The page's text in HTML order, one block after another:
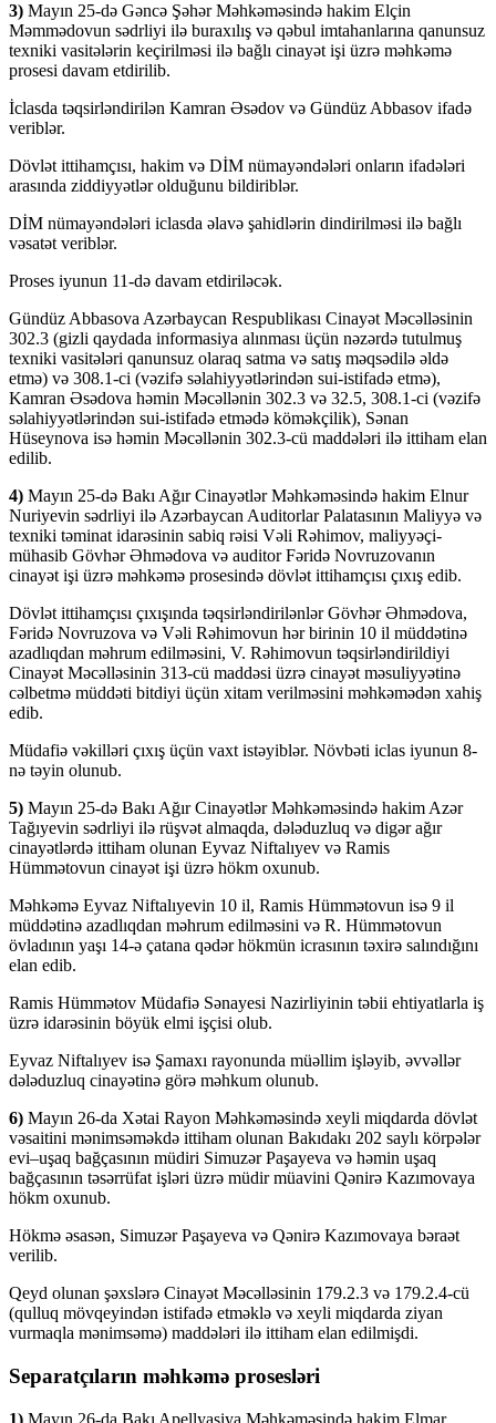
3) Mayın 25-də Gəncə Şəhər Məhkəməsində hakim Elçin
Məmmədovun sədrliyi ilə buraxılış və qəbul imtahanlarına qanunsuz
texniki vasitələrin keçirilməsi ilə bağlı cinayət işi üzrə məhkəmə
prosesi davam etdirilib.
İclasda təqsirləndirilən Kamran Əsədov və Gündüz Abbasov ifadə
veriblər.
Dövlət ittihamçısı, hakim və DİM nümayəndələri onların ifadələri
arasında ziddiyyətlər olduğunu bildiriblər.
DİM nümayəndələri iclasda əlavə şahidlərin dindirilməsi ilə bağlı
vəsatət veriblər.
Proses iyunun 11-də davam etdiriləcək.
Gündüz Abbasova Azərbaycan Respublikası Cinayət Məcəlləsinin
302.3 (gizli qaydada informasiya alınması üçün nəzərdə tutulmuş
texniki vasitələri qanunsuz olaraq satma və satış məqsədilə əldə
etmə) və 308.1-ci (vəzifə səlahiyyətlərindən sui-istifadə etmə),
Kamran Əsədova həmin Məcəllənin 302.3 və 32.5, 308.1-ci (vəzifə
səlahiyyətlərindən sui-istifadə etmədə köməkçilik), Sənan
Hüseynova isə həmin Məcəllənin 302.3-cü maddələri ilə ittiham elan
edilib.
4) Mayın 25-də Bakı Ağır Cinayətlər Məhkəməsində hakim Elnur
Nuriyevin sədrliyi ilə Azərbaycan Auditorlar Palatasının Maliyyə və
texniki təminat idarəsinin sabiq rəisi Vəli Rəhimov, maliyyəçi-
mühasib Gövhər Əhmədova və auditor Fəridə Novruzovanın
cinayət işi üzrə məhkəmə prosesində dövlət ittihamçısı çıxış edib.
Dövlət ittihamçısı çıxışında təqsirləndirilənlər Gövhər Əhmədova,
Fəridə Novruzova və Vəli Rəhimovun hər birinin 10 il müddətinə
azadlıqdan məhrum edilməsini, V. Rəhimovun təqsirləndirildiyi
Cinayət Məcəlləsinin 313-cü maddəsi üzrə cinayət məsuliyyətinə
cəlbetmə müddəti bitdiyi üçün xitam verilməsini məhkəmədən xahiş
edib.
Müdafiə vəkilləri çıxış üçün vaxt istəyiblər. Növbəti iclas iyunun 8-
nə təyin olunub.
5) Mayın 25-də Bakı Ağır Cinayətlər Məhkəməsində hakim Azər
Tağıyevin sədrliyi ilə rüşvət almaqda, dələduzluq və digər ağır
cinayətlərdə ittiham olunan Eyvaz Niftalıyev və Ramis
Hümmətovun cinayət işi üzrə hökm oxunub.
Məhkəmə Eyvaz Niftalıyevin 10 il, Ramis Hümmətovun isə 9 il
müddətinə azadlıqdan məhrum edilməsini və R. Hümmətovun
övladının yaşı 14-ə çatana qədər hökmün icrasının təxirə salındığını
elan edib.
Ramis Hümmətov Müdafiə Sənayesi Nazirliyinin təbii ehtiyatlarla iş
üzrə idarəsinin böyük elmi işçisi olub.
Eyvaz Niftalıyev isə Şamaxı rayonunda müəllim işləyib, əvvəllər
dələduzluq cinayətinə görə məhkum olunub.
6) Mayın 26-da Xətai Rayon Məhkəməsində xeyli miqdarda dövlət
vəsaitini mənimsəməkdə ittiham olunan Bakıdakı 202 saylı körpələr
evi–uşaq bağçasının müdiri Simuzər Paşayeva və həmin uşaq
bağçasının təsərrüfat işləri üzrə müdir müavini Qənirə Kazımovaya
hökm oxunub.
Hökmə əsasən, Simuzər Paşayeva və Qənirə Kazımovaya bəraət
verilib.
Qeyd olunan şəxslərə Cinayət Məcəlləsinin 179.2.3 və 179.2.4-cü
(qulluq mövqeyindən istifadə etməklə və xeyli miqdarda ziyan
vurmaqla mənimsəmə) maddələri ilə ittiham elan edilmişdi.
Separatçıların məhkəmə prosesləri
1) Mayın 26-da Bakı Apellyasiya Məhkəməsində hakim Elmar